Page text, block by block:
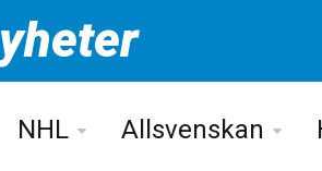
NHL Allsvenskan